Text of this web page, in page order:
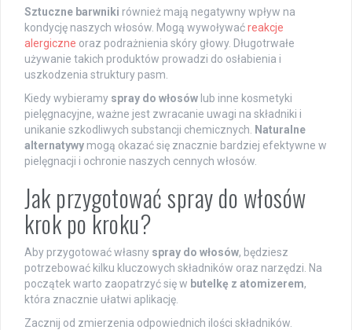
Sztuczne barwniki również mają negatywny wpływ na
kondycję naszych włosów. Mogą wywoływaćreakcje
alergiczne oraz podrażnienia skóry głowy. Długotrwałe
używanie takich produktów prowadzi do osłabienia i
uszkodzenia struktury pasm.
Kiedy wybieramy spray do włosów lub inne kosmetyki
pielęgnacyjne, ważne jest zwracanie uwagi na składniki i
unikanie szkodliwych substancji chemicznych. Naturalne
alternatywy mogą okazać się znacznie bardziej efektywne w
pielęgnacji i ochronie naszych cennych włosów.
Jak przygotować spray do włosów
krok po kroku?
Aby przygotować własny spray do włosów, będziesz
potrzebować kilku kluczowych składników oraz narzędzi. Na
początek warto zaopatrzyć się w butelkę z atomizerem,
która znacznie ułatwi aplikację.
Zacznij od zmierzenia odpowiednich ilości składników.